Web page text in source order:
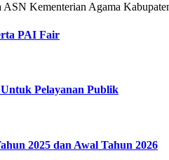
ASN Kementerian Agama
PAI Fair
Pelayanan Publik
2025 dan Awal Tahun 2026